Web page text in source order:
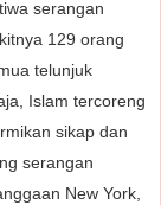
serangan
129 orang
telunjuk
Islam tercoreng
sikap dan
serangan
New York,